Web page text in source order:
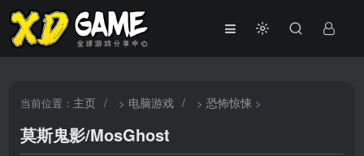
当前位置： 主页 / > 电脑游戏 / >恐怖惊悚 >
莫斯鬼影/MosGhost